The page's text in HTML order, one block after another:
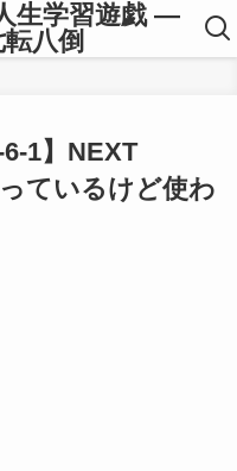
生学習遊戯 ―
八倒
6-1】NEXT
ているけど使わ